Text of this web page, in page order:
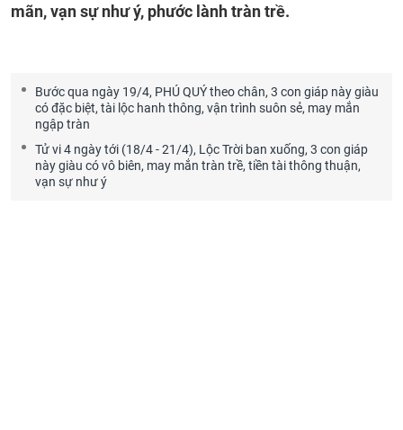
mãn, vạn sự như ý, phước lành tràn trề.
Bước qua ngày 19/4, PHÚ QUÝ theo chân, 3 con giáp này giàu
có đặc biệt, tài lộc hanh thông, vận trình suôn sẻ, may mắn
ngập tràn
Tử vi 4 ngày tới (18/4 - 21/4), Lộc Trời ban xuống, 3 con giáp
này giàu có vô biên, may mắn tràn trề, tiền tài thông thuận,
vạn sự như ý